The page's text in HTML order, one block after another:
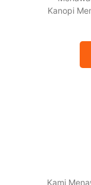
Kanopi
Kami